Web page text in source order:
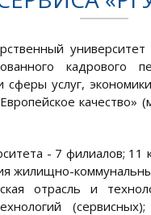
кадрового
услуг,
- 7 филиалов;
жилищно-
отрасль и